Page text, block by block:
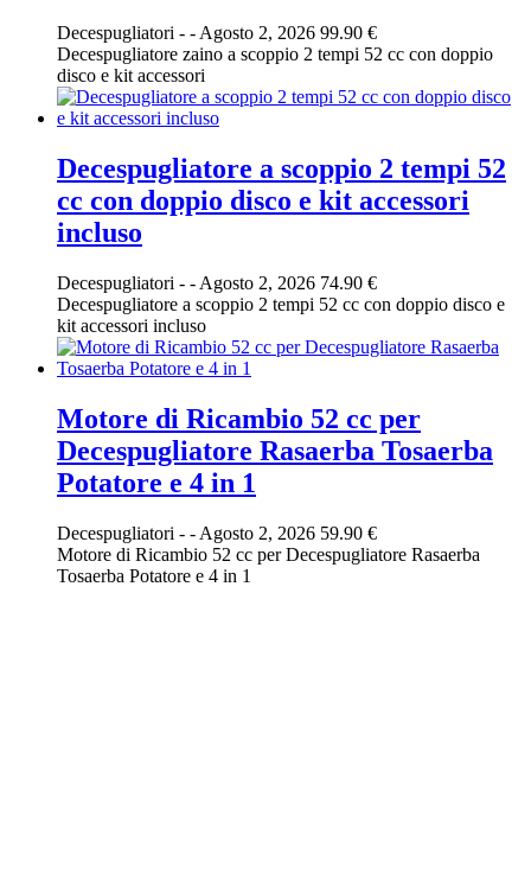
Decespugliatori - - Agosto 2, 2026 99.90 €
Decespugliatore zaino a scoppio 2 tempi 52 cc con doppio
disco e kit accessori
Decespugliatore a scoppio 2 tempi 52
cc con doppio disco e kit accessori
incluso
Decespugliatori - - Agosto 2, 2026 74.90 €
Decespugliatore a scoppio 2 tempi 52 cc con doppio disco e
kit accessori incluso
Motore di Ricambio 52 cc per
Decespugliatore Rasaerba Tosaerba
Potatore e 4 in 1
Decespugliatori - - Agosto 2, 2026 59.90 €
Motore di Ricambio 52 cc per Decespugliatore Rasaerba
Tosaerba Potatore e 4 in 1